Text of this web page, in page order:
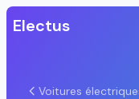
Electus
Voitures